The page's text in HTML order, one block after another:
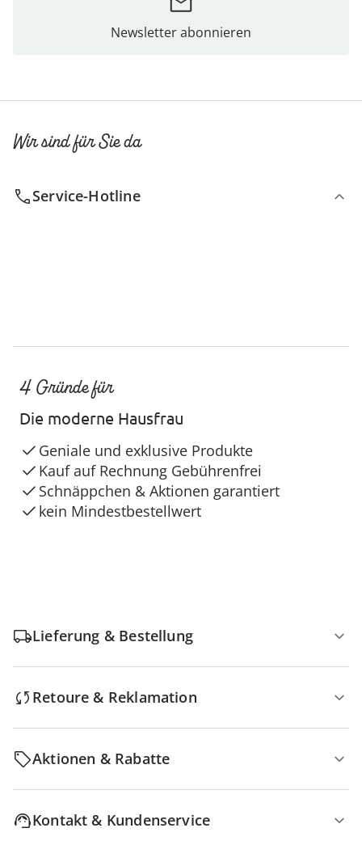
Newsletter abonnieren
Wir sind für Sie da
Service-Hotline
4 Gründe für
Die moderne Hausfrau
Geniale und exklusive Produkte
Kauf auf Rechnung Gebührenfrei
Schnäppchen & Aktionen garantiert
kein Mindestbestellwert
Lieferung & Bestellung
Retoure & Reklamation
Aktionen & Rabatte
Kontakt & Kundenservice